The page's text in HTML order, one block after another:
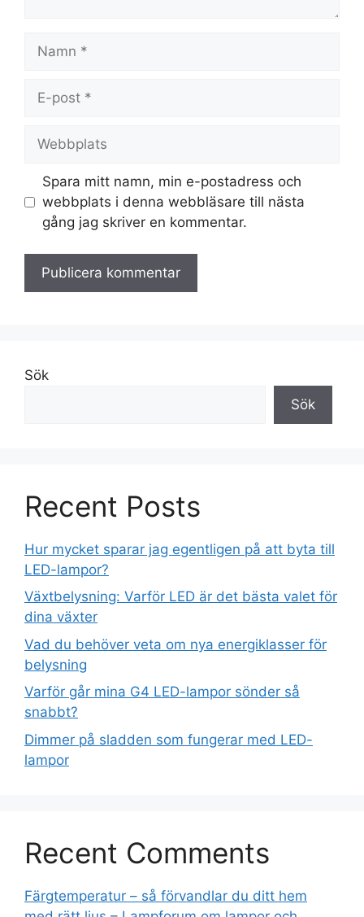
Namn
Webbplats
Spara mitt namn, min e-postadress och
webbplats i denna webbläsare till nästa
gång jag skriver en kommentar.
Sök
Sök
Recent Posts
Hur mycket sparar jag egentligen på att byta till
LED-lampor?
Växtbelysning: Varför LED är det bästa valet för
dina växter
Vad du behöver veta om nya energiklasser för
belysning
Varför går mina G4 LED-lampor sönder så
snabbt?
Dimmer på sladden som fungerar med LED-
lampor
Recent Comments
Färgtemperatur – så förvandlar du ditt hem